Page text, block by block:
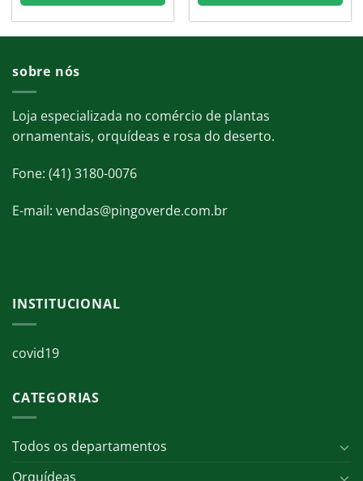
sobre nós
Loja especializada no comércio de plantas
ornamentais, orquídeas e rosa do deserto.
Fone: (41) 3180-0076
E-mail: vendas@pingoverde.com.br
INSTITUCIONAL
covid19
CATEGORIAS
Todos os departamentos
Orquídeas